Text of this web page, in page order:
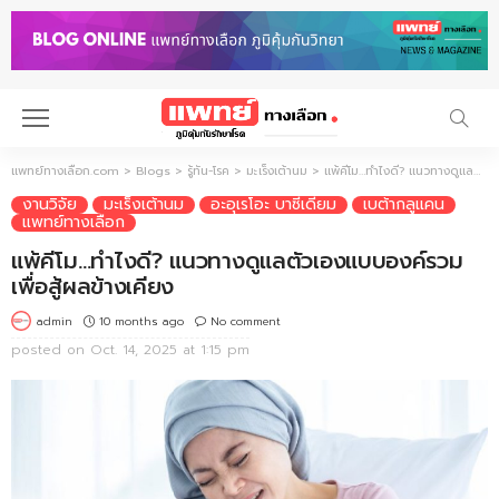
แพทย์ทางเลือก.com > Blogs > รู้ทัน-โรค > มะเร็งเต้านม > แพ้คีโม…ทำไงดี? แนวทางดูแลตัวเองแบบองค์รวมเพื่อสู้ผลข้างเคียง
งานวิจัย มะเร็งเต้านม อะอุเรโอะ บาซีเดียม เบต้ากลูแคน
แพทย์ทางเลือก
แพ้คีโม…ทำไงดี? แนวทางดูแลตัวเองแบบองค์รวม
เพื่อสู้ผลข้างเคียง
admin 10 months ago No comment
posted on Oct. 14, 2025 at 1:15 pm